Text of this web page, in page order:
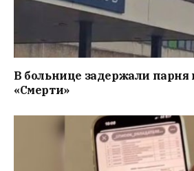
В больнице задержали парня
«Смерти»